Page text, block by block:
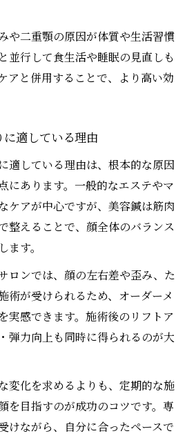
や二重顎の原因が体質や生活習慣
並行して食生活や睡眠の見直しも
アと併用することで、より高い効
適している理由
適している理由は、根本的な原因
にあります。一般的なエステやマ
ケアが中心ですが、美容鍼は筋肉
整えることで、顔全体のバランス
す。
ロンでは、顔の左右差や歪み、た
術が受けられるため、オーダーメ
実感できます。施術後のリフトア
弾力向上も同時に得られるのが大
変化を求めるよりも、定期的な施
を目指すのが成功のコツです。専
けながら、自分に合ったペースで